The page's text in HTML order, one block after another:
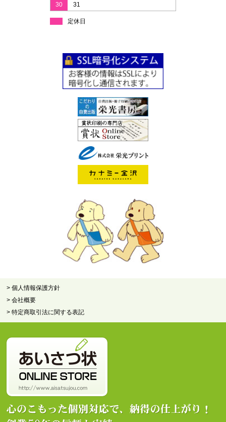
30
31
定休日
> 個人情報保護方針
> 会社概要
> 特定商取引法に関する表記